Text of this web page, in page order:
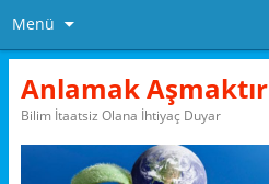
Menü
Anlamak Aşmaktır
Bilim İtaatsiz Olana İhtiyaç Duyar